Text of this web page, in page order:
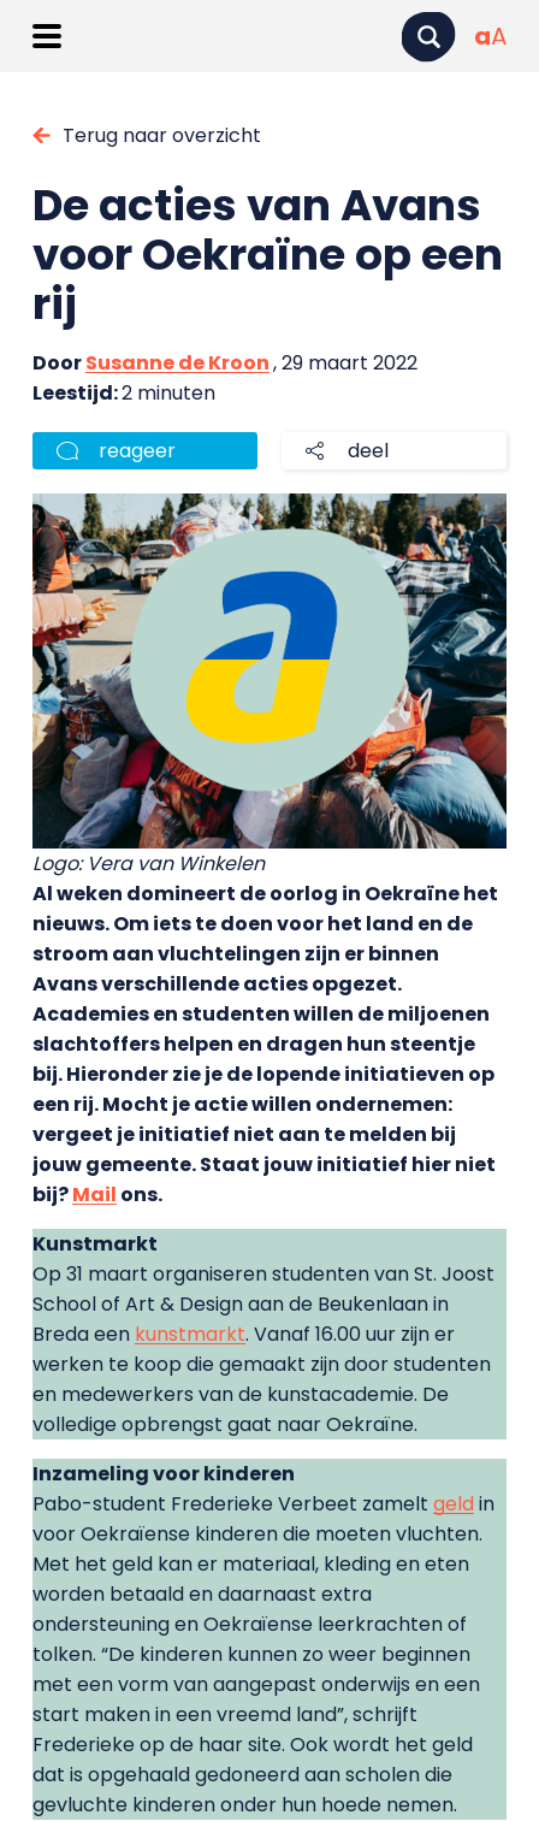
aA
Terug naar overzicht
De acties van Avans
voor Oekraïne op een
rij
DoorSusanne de Kroon, 29 maart 2022
Leestijd:2 minuten
reageer deel
Logo: Vera van Winkelen
Al weken domineert de oorlog in Oekraïne het
nieuws. Om iets te doen voor het land en de
stroom aan vluchtelingen zijn er binnen
Avans verschillende acties opgezet.
Academies en studenten willen de miljoenen
slachtoffers helpen en dragen hun steentje
bij. Hieronder zie je de lopende initiatieven op
een rij. Mocht je actie willen ondernemen:
vergeet je initiatief niet aan te melden bij
jouw gemeente. Staat jouw initiatief hier niet
bij?Mail ons.
Kunstmarkt
Op 31 maart organiseren studenten van St. Joost
School of Art & Design aan de Beukenlaan in
Breda een kunstmarkt. Vanaf 16.00 uur zijn er
werken te koop die gemaakt zijn door studenten
en medewerkers van de kunstacademie. De
volledige opbrengst gaat naar Oekraïne.
Inzameling voor kinderen
Pabo-student Frederieke Verbeet zamelt geld in
voorOekraïense kinderen die moeten vluchten.
Met het geld kan er materiaal, kleding en eten
worden betaald en daarnaast extra
ondersteuning en Oekraïense leerkrachten of
tolken. “De kinderen kunnen zo weer beginnen
met een vorm van aangepast onderwijs en een
start maken in een vreemd land”, schrijft
Frederieke op de haar site. Ook wordt het geld
dat is opgehaald gedoneerd aan scholen die
gevluchte kinderen onder hun hoede nemen.